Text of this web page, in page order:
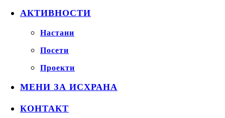
АКТИВНОСТИ
Настани
Посети
Проекти
МЕНИ ЗА ИСХРАНА
КОНТАКТ